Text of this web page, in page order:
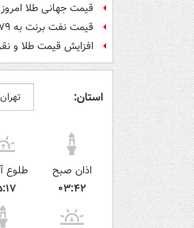
قیمت جهانی طلا امروز ۱۵ مرداد
قیمت نفت برنت به ۷۹ دلار رسید
افزایش قیمت طلا و
استان:
اذان صبح
۰۳:۴۲
طلوع